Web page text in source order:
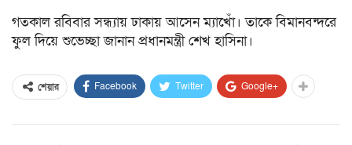
গতকাল রবিবার সন্ধ্যায় ঢাকায় আসেন ম্যাখোঁ। তাকে বিমানবন্দরে
ফুল দিয়ে শুভেচ্ছা জানান প্রধানমন্ত্রী শেখ হাসিনা।
শেয়ার Facebook Twitter Google+